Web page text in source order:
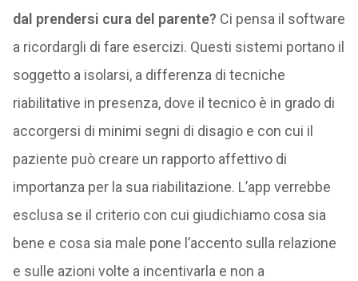
dal prendersi cura del parente? Ci pensa il software
a ricordargli di fare esercizi. Questi sistemi portano il
soggetto a isolarsi, a differenza di tecniche
riabilitative in presenza, dove il tecnico è in grado di
accorgersi di minimi segni di disagio e con cui il
paziente può creare un rapporto affettivo di
importanza per la sua riabilitazione. L’app verrebbe
esclusa se il criterio con cui giudichiamo cosa sia
bene e cosa sia male pone l’accento sulla relazione
e sulle azioni volte a incentivarla e non a